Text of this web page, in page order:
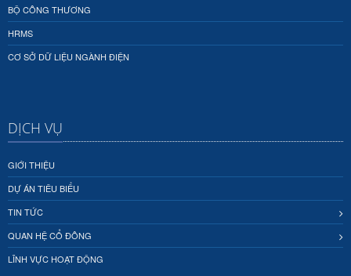
BỘ CÔNG THƯƠNG
HRMS
CƠ SỞ DỮ LIỆU NGÀNH ĐIỆN
DỊCH VỤ
GIỚI THIỆU
DỰ ÁN TIÊU BIỂU
TIN TỨC
QUAN HỆ CỔ ĐÔNG
LĨNH VỰC HOẠT ĐỘNG